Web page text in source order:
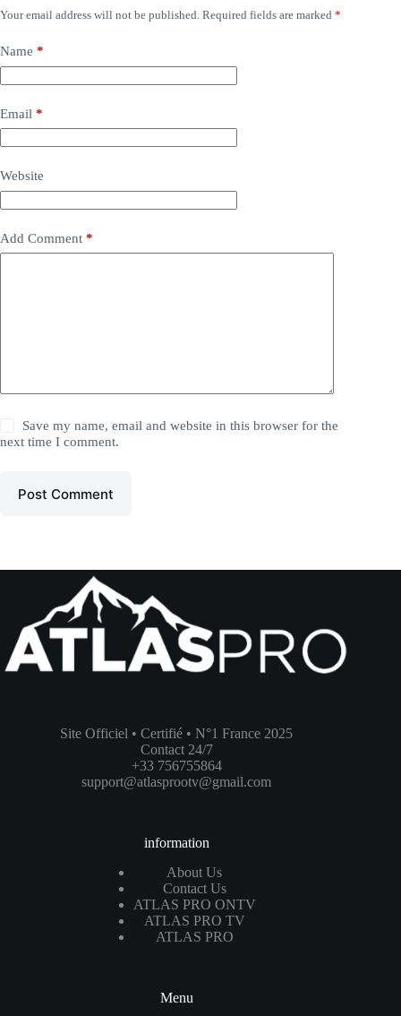
Your email address will not be published. Required fields are marked *
Name *
Email *
Website
Add Comment *
Save my name, email and website in this browser for the
next time I comment.
Post Comment
Site Officiel • Certifié • N°1 France 2025
Contact 24/7
+33 756755864
support@atlasprootv@gmail.com
information
About Us
Contact Us
ATLAS PRO ONTV
ATLAS PRO TV
ATLAS PRO
Menu